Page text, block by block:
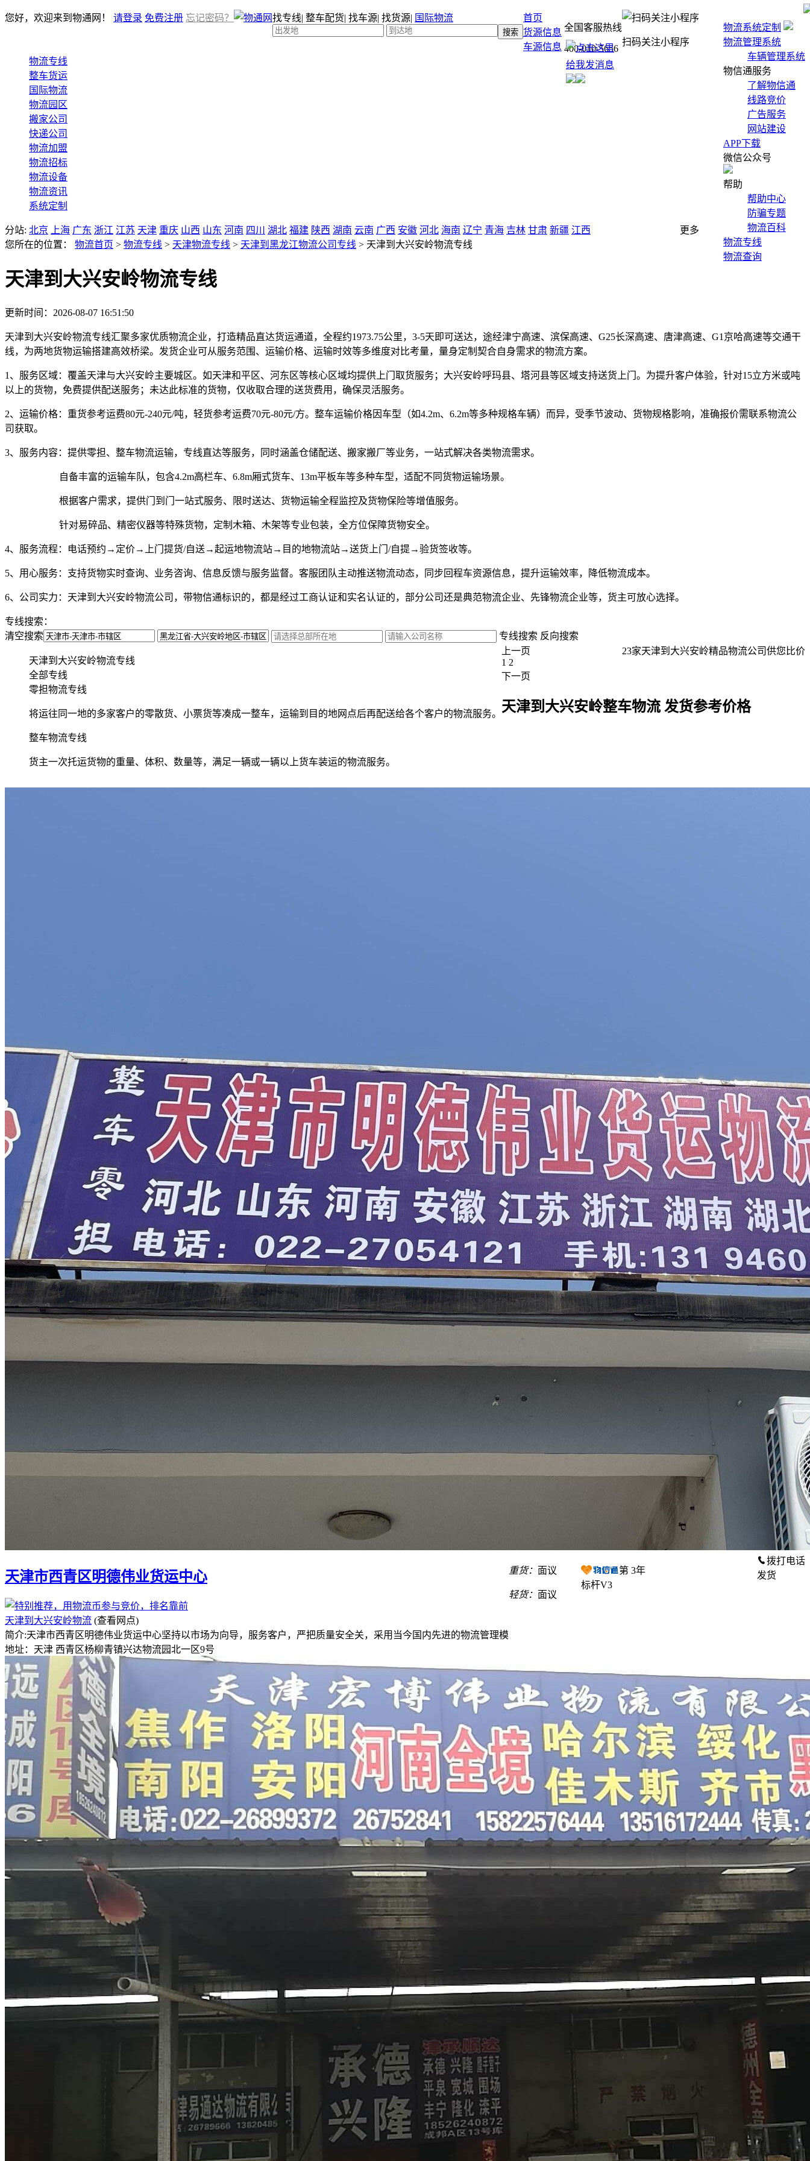
您好，欢迎来到物通网！ 请登录 免费注册 忘记密码？
物流系统定制
物流管理系统
车辆管理系统
物信通服务
了解物信通
线路竞价
广告服务
网站建设
APP下载
微信公众号
帮助
帮助中心
防骗专题
物流百科
物流专线
物流查询
找专线| 整车配货| 找车源| 找货源| 国际物流
全国客服热线
400-010-5656
扫码关注小程序
首页
货源信息
车源信息
物流专线
整车货运
国际物流
物流园区
搬家公司
快递公司
物流加盟
物流招标
物流设备
物流资讯
系统定制
分站: 北京 上海 广东 浙江 江苏 天津 重庆 山西 山东 河南 四川 湖北 福建 陕西 湖南 云南 广西 安徽 河北 海南 辽宁 青海 吉林 甘肃 新疆 江西
更多
您所在的位置：
物流首页 > 物流专线 > 天津物流专线 > 天津到黑龙江物流公司专线 > 天津到大兴安岭物流专线
天津到大兴安岭物流专线
更新时间：2026-08-07 16:51:50
天津到大兴安岭物流专线汇聚多家优质物流企业，打造精品直达货运通道，全程约1973.75公里，3-5天即可送达，途经津宁高速、滨保高速、G25长深高速、唐津高速、G1京哈高速等交通干
线，为两地货物运输搭建高效桥梁。发货企业可从服务范围、运输价格、运输时效等多维度对比考量，量身定制契合自身需求的物流方案。
1、服务区域： 覆盖天津与大兴安岭主要城区。如天津和平区、河东区等核心区域均提供上门取货服务；大兴安岭呼玛县、塔河县等区域支持送货上门。为提升客户体验，针对15立方米或吨
以上的货物，免费提供配送服务；未达此标准的货物，仅收取合理的送货费用，确保灵活服务。
2、运输价格： 重货参考运费80元-240元/吨，轻货参考运费70元-80元/方。整车运输价格因车型（如4.2m、6.2m等多种规格车辆）而异，受季节波动、货物规格影响，准确报价需联系物流公
司获取。
3、服务内容： 提供零担、整车物流运输，专线直达等服务，同时涵盖仓储配送、搬家搬厂等业务，一站式解决各类物流需求。​
自备丰富的运输车队，包含4.2m高栏车、6.8m厢式货车、13m平板车等多种车型，适配不同货物运输场景。​
根据客户需求，提供门到门一站式服务、限时送达、货物运输全程监控及货物保险等增值服务。
针对易碎品、精密仪器等特殊货物，定制木箱、木架等专业包装，全方位保障货物安全。
4、服务流程： 电话预约→定价→上门提货/自送→起运地物流站→目的地物流站→送货上门/自提→验货签收等。
5、用心服务： 支持货物实时查询、业务咨询、信息反馈与服务监督。客服团队主动推送物流动态，同步回程车资源信息，提升运输效率，降低物流成本。
6、公司实力： 天津到大兴安岭物流公司，带物信通标识的，都是经过工商认证和实名认证的，部分公司还是典范物流企业、先锋物流企业等，货主可放心选择。
专线搜索：
专线搜索 反向搜索
清空搜索
天津到大兴安岭物流专线
全部专线
零担物流专线
将运往同一地的多家客户的零散货、小票货等凑成一整车，运输到目的地网点后再配送给各个客户的物流服务。
整车物流专线
货主一次托运货物的重量、体积、数量等，满足一辆或一辆以上货车装运的物流服务。
23家天津到大兴安岭精品物流公司供您比价
天津市西青区明德伟业货运中心
天津到大兴安岭物流 (查看网点)
简介:天津市西青区明德伟业货运中心坚持以市场为向导，服务客户，严把质量安全关，采用当今国内先进的物流管理模
地址：天津 西青区杨柳青镇兴达物流园北一区9号
重货： 面议
轻货： 面议
第 3年
标杆V3
拨打电话
发货
上一页
1 2
下一页
天津到大兴安岭整车物流 发货参考价格